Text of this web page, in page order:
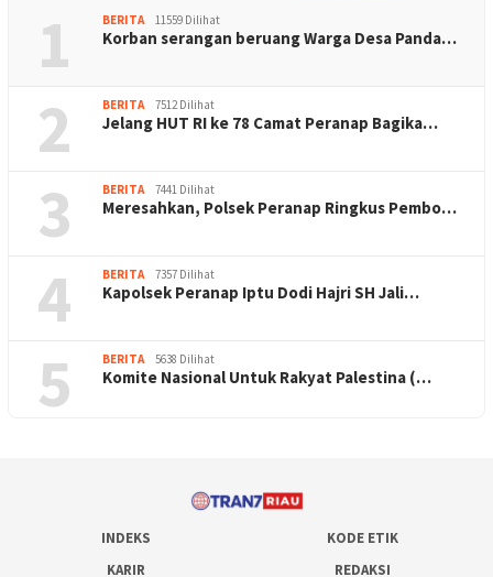
1 BERITA 11559 Dilihat
Korban serangan beruang Warga Desa Panda…
2 BERITA 7512 Dilihat
Jelang HUT RI ke 78 Camat Peranap Bagika…
3 BERITA 7441 Dilihat
Meresahkan, Polsek Peranap Ringkus Pembo…
4 BERITA 7357 Dilihat
Kapolsek Peranap Iptu Dodi Hajri SH Jali…
5 BERITA 5638 Dilihat
Komite Nasional Untuk Rakyat Palestina (…
INDEKS
KODE ETIK
KARIR
REDAKSI